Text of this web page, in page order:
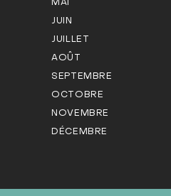
MAI
JUIN
JUILLET
AOÛT
SEPTEMBRE
OCTOBRE
NOVEMBRE
DÉCEMBRE